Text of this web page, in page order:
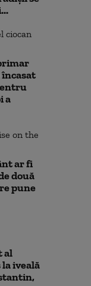
încasat
a
ar fi
două
pune
al
iveală